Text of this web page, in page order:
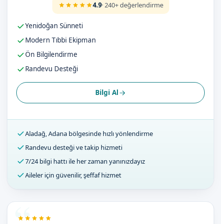
4.9· 240+ değerlendirme
Yenidoğan Sünneti
Modern Tıbbi Ekipman
Ön Bilgilendirme
Randevu Desteği
Bilgi Al
Aladağ, Adana bölgesinde hızlı yönlendirme
Randevu desteği ve takip hizmeti
7/24 bilgi hattı ile her zaman yanınızdayız
Aileler için güvenilir, şeffaf hizmet